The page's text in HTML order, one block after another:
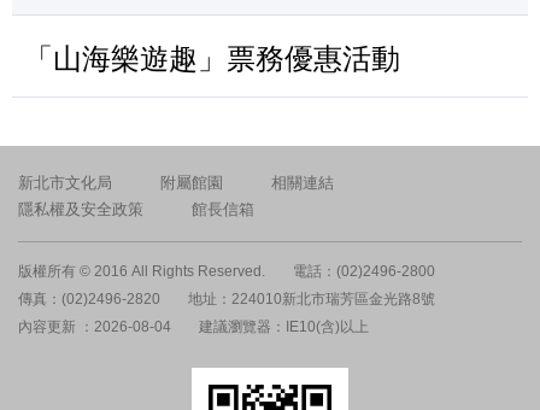
「山海樂遊趣」票務優惠活動
新北市文化局 附屬館園
相關連結
隱私權及安全政策
館長信箱
版權所有 © 2016 All Rights Reserved.
電話：(02)2496-2800
傳真：(02)2496-2820
地址：224010新北市瑞芳區金光路8號
內容更新 ：2026-08-04
建議瀏覽器：IE10(含)以上